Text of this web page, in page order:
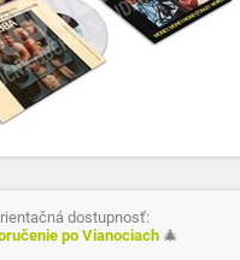
dostupnosť:
po Vianociach 🎄